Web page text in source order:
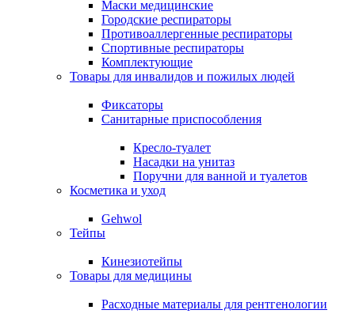
Маски медицинские
Городские респираторы
Противоаллергенные респираторы
Спортивные респираторы
Комплектующие
Товары для инвалидов и пожилых людей
Фиксаторы
Санитарные приспособления
Кресло-туалет
Насадки на унитаз
Поручни для ванной и туалетов
Косметика и уход
Gehwol
Тейпы
Кинезиотейпы
Товары для медицины
Расходные материалы для рентгенологии